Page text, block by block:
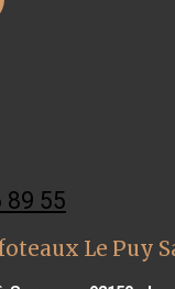
89 55
Le Puy